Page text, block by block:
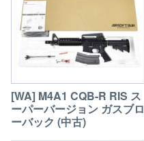
[WA] M4A1 CQB-R RIS ス
ーパーバージョン ガスブロ
ーバック (中古)